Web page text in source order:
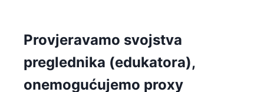
Provjeravamo svojstva
preglednika (edukatora),
onemogućujemo proxy